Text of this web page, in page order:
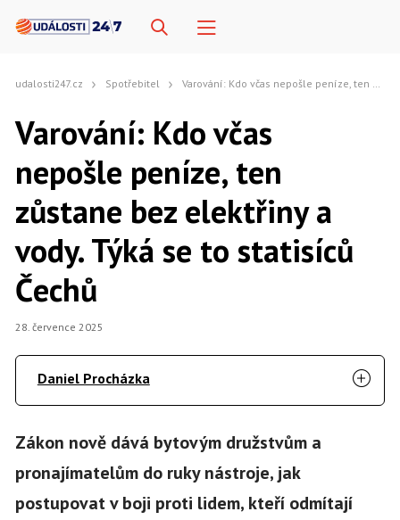
udalosti247.cz Spotřebitel Varování: Kdo včas nepošle peníze, ten zůstane bez elektřiny a vody. Týká se to statisíců Čechů
Varování: Kdo včas
nepošle peníze, ten
zůstane bez elektřiny a
vody. Týká se to statisíců
Čechů
28. července 2025
Daniel Procházka
Zákon nově dává bytovým družstvům a
pronajímatelům do ruky nástroje, jak
postupovat v boji proti lidem, kteří odmítají